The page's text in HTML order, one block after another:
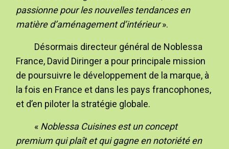
passionne pour les nouvelles tendances en
matière d’aménagement d’intérieur».
Désormais directeur général de Noblessa
France, David Diringer a pour principale mission
de poursuivre le développement de la marque, à
la fois en France et dans les pays francophones,
et d’en piloter la stratégie globale.
« Noblessa Cuisines est un concept
premium qui plaît et qui gagne en notoriété en